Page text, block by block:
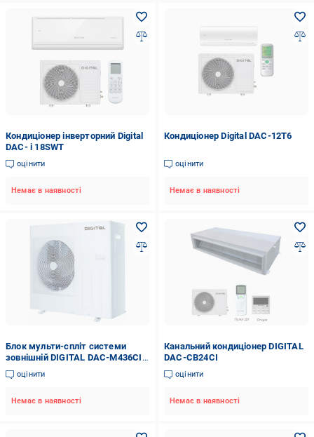
Кондиціонер інверторний Digital
DAC- i 18SWT
оцінити
Немає в наявності
Кондиціонер Digital DAC-12T6
оцінити
Немає в наявності
Блок мульти-спліт системи
зовнішній DIGITAL DAC-M436CI
(73814)
оцінити
Немає в наявності
Канальний кондиціонер DIGITAL
DAC-CB24CI
оцінити
Немає в наявності